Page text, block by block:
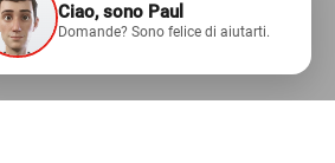
Forniamo
Ciao, sono Paul
Domande? Sono felice di aiutarti.